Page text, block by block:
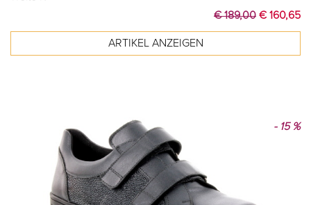
€ 189,00 € 160,65
- 15 %